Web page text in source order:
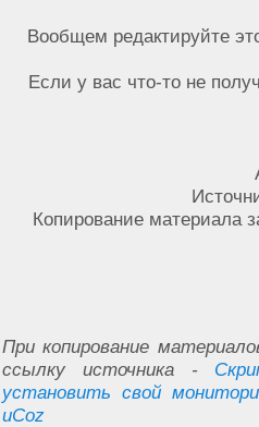
Вообщем редактируйте
Если у вас что-то не
Копирование материала
При копирование
ссылку источника -
установить свой
uCoz